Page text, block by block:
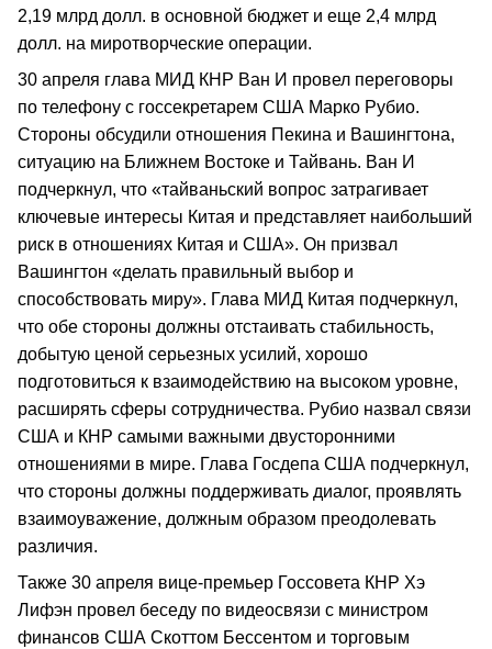
2,19 млрд долл. в основной бюджет и еще 2,4 млрд
долл. на миротворческие операции.
30 апреля глава МИД КНР Ван И провел переговоры
по телефону с госсекретарем США Марко Рубио.
Стороны обсудили отношения Пекина и Вашингтона,
ситуацию на Ближнем Востоке и Тайвань. Ван И
подчеркнул, что «тайваньский вопрос затрагивает
ключевые интересы Китая и представляет наибольший
риск в отношениях Китая и США». Он призвал
Вашингтон «делать правильный выбор и
способствовать миру». Глава МИД Китая подчеркнул,
что обе стороны должны отстаивать стабильность,
добытую ценой серьезных усилий, хорошо
подготовиться к взаимодействию на высоком уровне,
расширять сферы сотрудничества. Рубио назвал связи
США и КНР самыми важными двусторонними
отношениями в мире. Глава Госдепа США подчеркнул,
что стороны должны поддерживать диалог, проявлять
взаимоуважение, должным образом преодолевать
различия.
Также 30 апреля вице-премьер Госсовета КНР Хэ
Лифэн провел беседу по видеосвязи с министром
финансов США Скоттом Бессентом и торговым